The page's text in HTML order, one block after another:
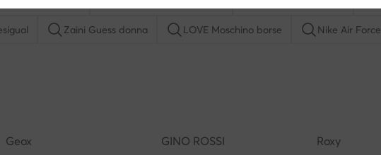
Zaini Guess donna LOVE Moschino borse Nike Air Force
Geox GINO ROSSI Roxy